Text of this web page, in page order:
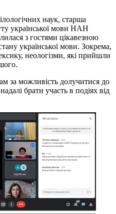
наук, старша
української мови НАН
з гостями цікавезною
української мови. Зокрема,
неологізми, які прийшли
за можливість долучитися до
брати участь в подіях від